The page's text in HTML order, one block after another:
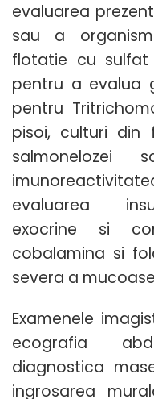
evaluarea
sau a
flotatie cu sulfat
pentru a evalua
pentru
pisoi, culturi din
salmonelozei
evaluarea
exocrine si
cobalamina si
severa a
Examenele
ecografia
diagnostica
ingrosarea